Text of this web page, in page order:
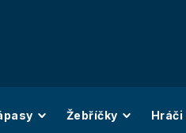
Žebříčky Hráči